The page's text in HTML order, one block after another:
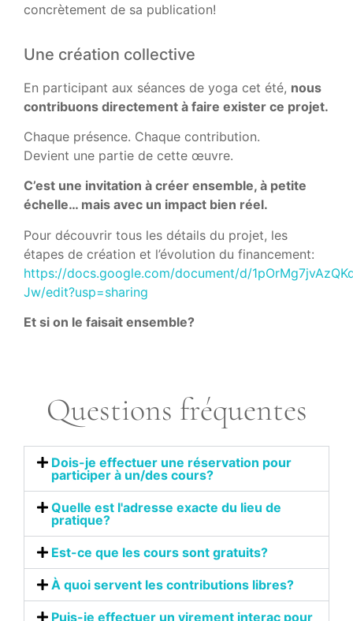
concrètement de sa publication!
Une création collective
En participant aux séances de yoga cet été, nous
contribuons directement à faire exister ce projet.
Chaque présence. Chaque contribution.
Devient une partie de cette œuvre.
C’est une invitation à créer ensemble, à petite
échelle… mais avec un impact bien réel.
Pour découvrir tous les détails du projet, les
étapes de création et l’évolution du financement:
https://docs.google.com/document/d/
Jw/edit?usp=sharing
Et si on le faisait ensemble?
Questions fréquentes
Dois-je effectuer une réservation pour
participer à un/des cours?
Quelle est l'adresse exacte du lieu de
pratique?
Est-ce que les cours sont gratuits?
À quoi servent les contributions libres?
Puis-je effectuer un virement interac pour